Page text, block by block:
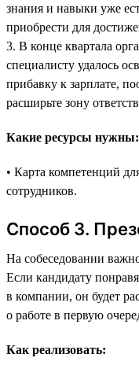
знания и навыки уже
приобрести для
3. В конце квартала
специалисту удалось
прибавку к зарплате,
расширьте зону
Какие ресурсы нужны:
• Карта компетенций
сотрудников.
Способ 3.
На собеседовании
Если кандидату
в компании, он будет
о работе в первую
Как реализовать: